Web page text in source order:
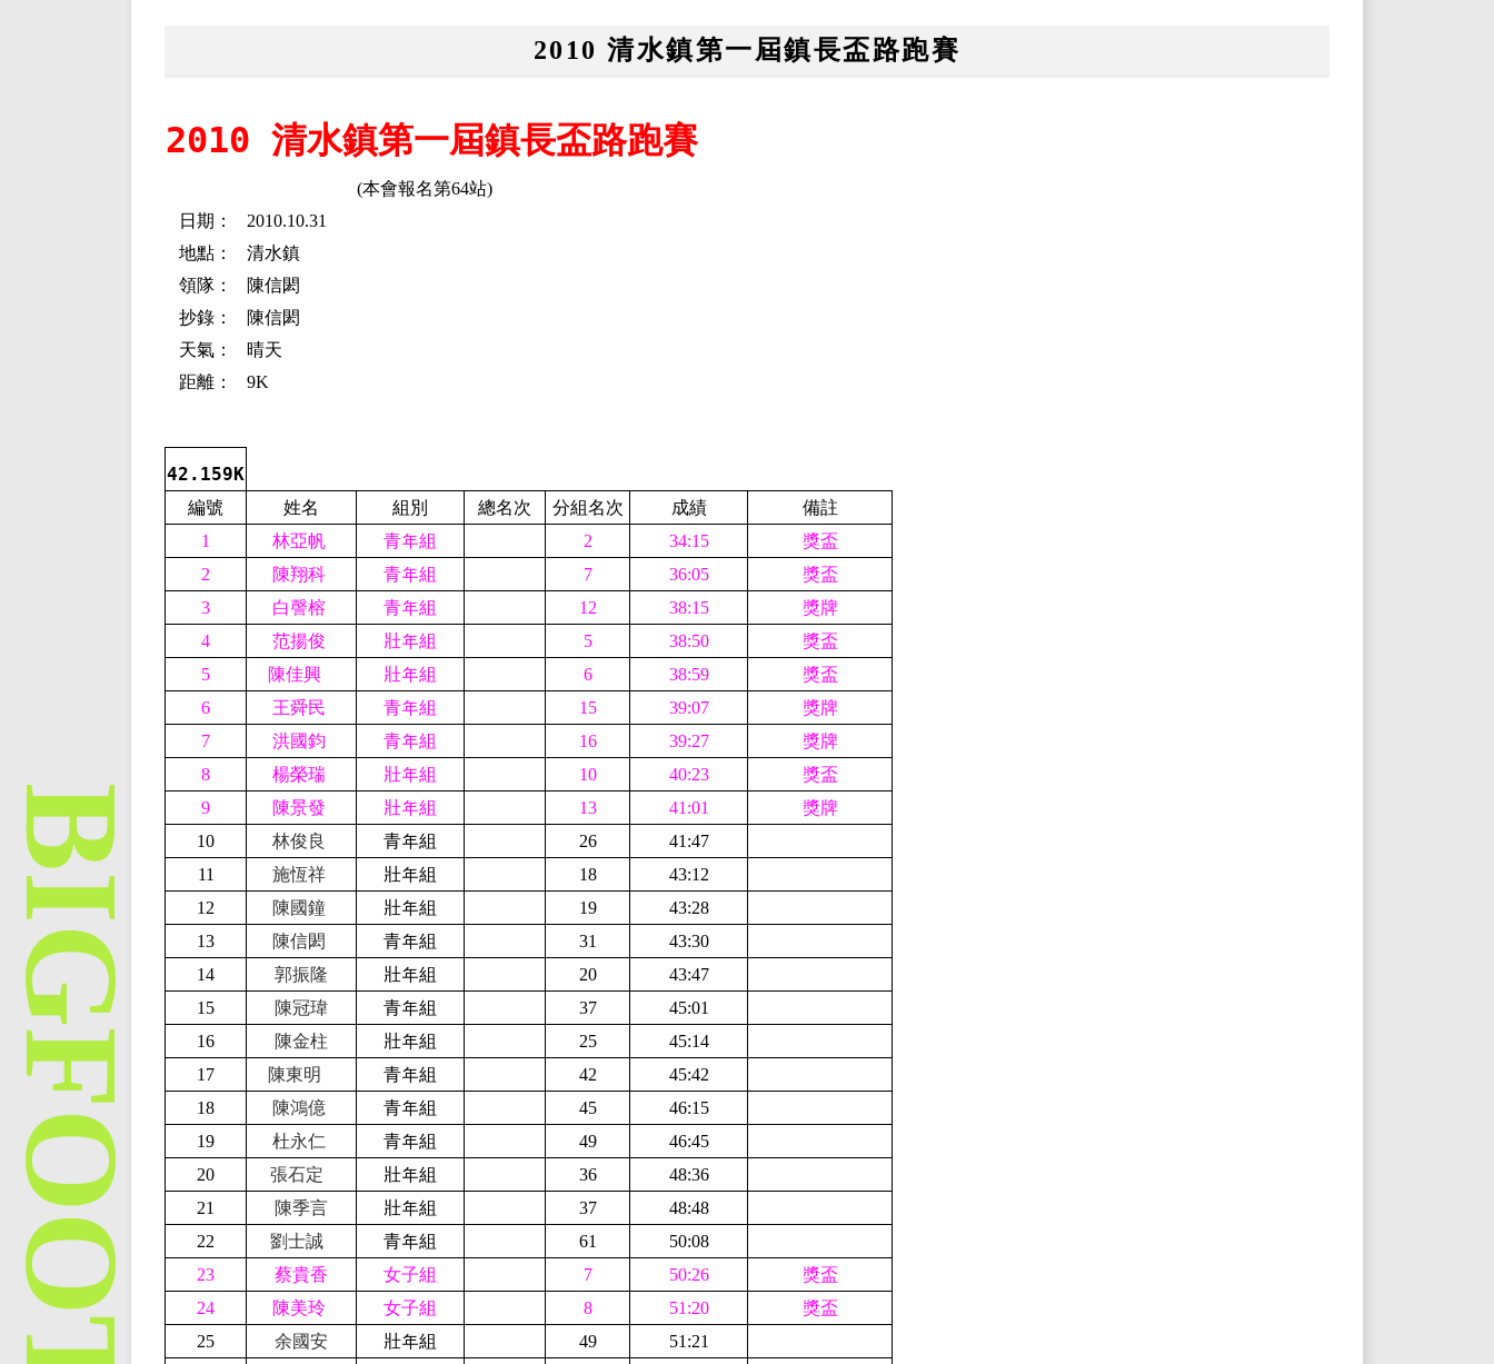
2010 清水鎮第一屆鎮長盃路跑賽
2010 清水鎮第一屆鎮長盃路跑賽
(本會報名第64站)
日期：
2010.10.31
地點：
清水鎮
領隊：
陳信閎
抄錄：
陳信閎
天氣：
晴天
距離：
9K
42.159K
編號 姓名 組別 總名次 分組名次 成績
備註
1
林亞帆 青年組 2 34:15
獎盃
2
陳翔科 青年組 7 36:05
獎盃
3
白謦榕 青年組 12 38:15
獎牌
4
范揚俊 壯年組 5 38:50
獎盃
5
陳佳興 壯年組 6 38:59
獎盃
6
王舜民 青年組 15 39:07
獎牌
7
洪國鈞 青年組 16 39:27
獎牌
8
楊榮瑞 壯年組 10 40:23
獎盃
9
陳景發 壯年組 13 41:01
獎牌
10
林俊良 青年組 26
41:47
11
施恆祥 壯年組 18
43:12
12
陳國鐘 壯年組 19
43:28
13
陳信閎 青年組 31
43:30
14
郭振隆 壯年組 20
43:47
15
陳冠瑋 青年組 37
45:01
16
陳金柱 壯年組 25
45:14
17
陳東明 青年組 42
45:42
18
陳鴻億 青年組 45
46:15
19
杜永仁 青年組 49
46:45
20
張石定 壯年組 36
48:36
21
陳季言 壯年組 37
48:48
22
劉士誠 青年組 61
50:08
23
蔡貴香 女子組 7 50:26
獎盃
24
陳美玲 女子組 8 51:20
獎盃
25
余國安 壯年組 49
51:21